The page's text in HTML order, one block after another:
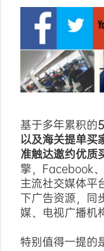
基于多年累积的
以及海关提单买
准触达邀约优质
擎，Facebook
主流社交媒体平
下广告资源，同
媒、电视广播机
特别值得一提的